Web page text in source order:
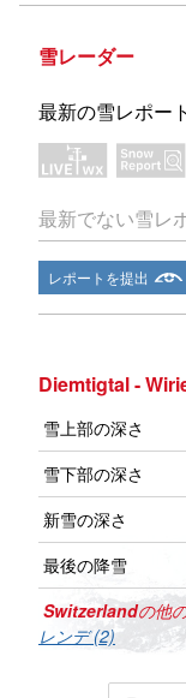
雪レーダー
最新の雪レポー
最新でない雪レ
レポートを提出
Diemtigtal -
雪上部の深さ
雪下部の深さ
新雪の深さ
最後の降雪
Switzerlandの他
レンデ (2)